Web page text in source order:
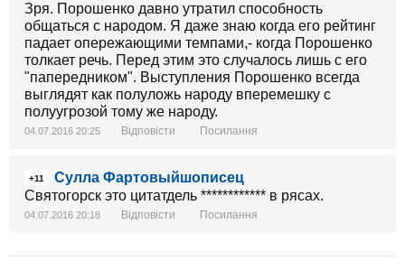
Зря. Порошенко давно утратил способность
общаться с народом. Я даже знаю когда его рейтинг
падает опережающими темпами,- когда Порошенко
толкает речь. Перед этим это случалось лишь с его
"папередником". Выступления Порошенко всегда
выглядят как полуложь народу вперемешку с
полуугрозой тому же народу.
04.07.2016 20:25 Відповісти Посилання
+11
Сулла Фартовыйшописец
Святогорск это цитатдель ************ в рясах.
04.07.2016 20:18 Відповісти Посилання